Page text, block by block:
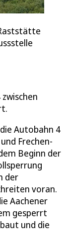
Autobahn 4
Frechen-
Beginn der
der
voran.
Aachener
gesperrt
und die